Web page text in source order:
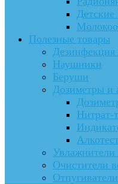
Полезные товары
Дезинфекция
Наушники
Беруши
Дозиметры и
Нитрат-
Увлажнители
Очистители